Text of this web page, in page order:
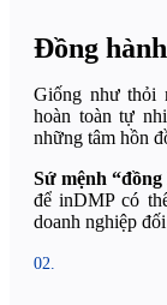
Đồng
Giống như thỏi
hoàn toàn tự
những tâm hồn
Sứ mệnh
để inDMP có
doanh nghiệp
02.